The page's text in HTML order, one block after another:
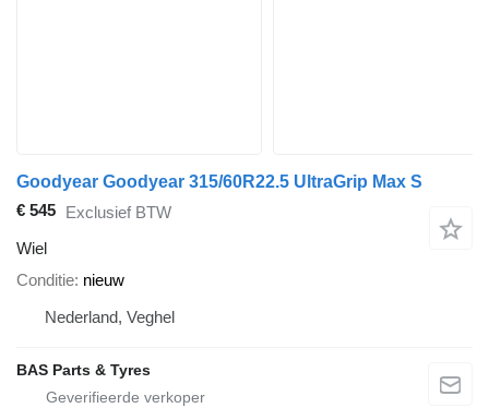
Goodyear Goodyear 315/60R22.5 UltraGrip Max S
€ 545 Exclusief BTW
Wiel
Conditie nieuw
Nederland, Veghel
BAS Parts & Tyres